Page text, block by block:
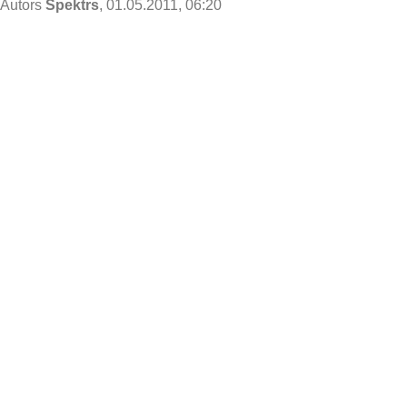
Autors Spektrs, 01.05.2011, 06:20